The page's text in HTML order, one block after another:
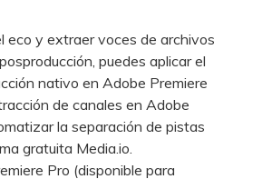
eco y extraer voces de archivos
puedes aplicar el
nativo en Adobe Premiere
de canales en Adobe
la separación de pistas
gratuita Media.io.
Pro (disponible para